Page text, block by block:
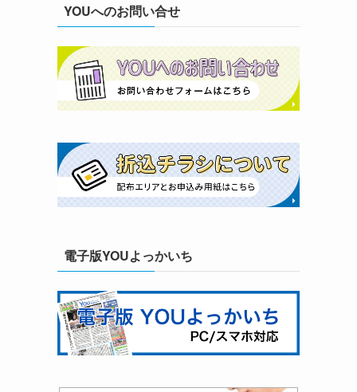
YOUへのお問い合せ
電子版YOUよっかいち